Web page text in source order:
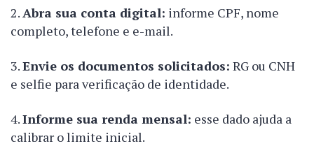
Abra sua conta digital: informe CPF, nome
completo, telefone e e-mail.
Envie os documentos solicitados: RG ou CNH
e selfie para verificação de identidade.
Informe sua renda mensal: esse dado ajuda a
calibrar o limite inicial.